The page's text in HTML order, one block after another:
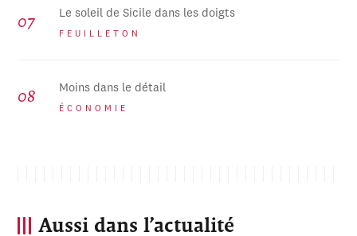
Le soleil de Sicile dans les doigts
FEUILLETON
Moins dans le détail
ÉCONOMIE
Aussi dans l’actualité